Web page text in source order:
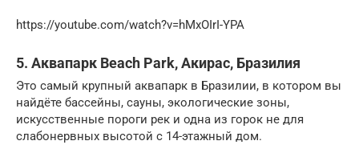
https://youtube.com/watch?v=hMxOIrI-YPA
5. Аквапарк Beach Park, Акирас, Бразилия
Это самый крупный аквапарк в Бразилии, в котором вы
найдёте бассейны, сауны, экологические зоны,
искусственные пороги рек и одна из горок не для
слабонервных высотой с 14-этажный дом.